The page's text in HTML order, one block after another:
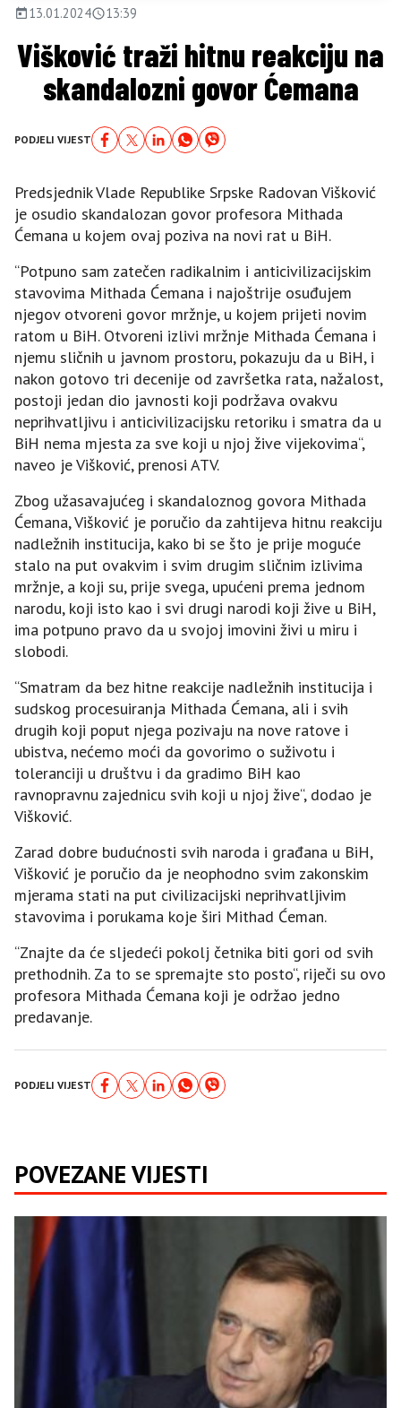
13.01.2024 13:39
Višković traži hitnu reakciju na
skandalozni govor Ćemana
PODJELI VIJEST
Predsjednik Vlade Republike Srpske Radovan Višković
je osudio skandalozan govor profesora Mithada
Ćemana u kojem ovaj poziva na novi rat u BiH.
“Potpuno sam zatečen radikalnim i anticivilizacijskim
stavovima Mithada Ćemana i najoštrije osuđujem
njegov otvoreni govor mržnje, u kojem prijeti novim
ratom u BiH. Otvoreni izlivi mržnje Mithada Ćemana i
njemu sličnih u javnom prostoru, pokazuju da u BiH, i
nakon gotovo tri decenije od završetka rata, nažalost,
postoji jedan dio javnosti koji podržava ovakvu
neprihvatljivu i anticivilizacijsku retoriku i smatra da u
BiH nema mjesta za sve koji u njoj žive vijekovima“,
naveo je Višković, prenosi ATV.
Zbog užasavajućeg i skandaloznog govora Mithada
Ćemana, Višković je poručio da zahtijeva hitnu reakciju
nadležnih institucija, kako bi se što je prije moguće
stalo na put ovakvim i svim drugim sličnim izlivima
mržnje, a koji su, prije svega, upućeni prema jednom
narodu, koji isto kao i svi drugi narodi koji žive u BiH,
ima potpuno pravo da u svojoj imovini živi u miru i
slobodi.
“Smatram da bez hitne reakcije nadležnih institucija i
sudskog procesuiranja Mithada Ćemana, ali i svih
drugih koji poput njega pozivaju na nove ratove i
ubistva, nećemo moći da govorimo o suživotu i
toleranciji u društvu i da gradimo BiH kao
ravnopravnu zajednicu svih koji u njoj žive“, dodao je
Višković.
Zarad dobre budućnosti svih naroda i građana u BiH,
Višković je poručio da je neophodno svim zakonskim
mjerama stati na put civilizacijski neprihvatljivim
stavovima i porukama koje širi Mithad Ćeman.
“Znajte da će sljedeći pokolj četnika biti gori od svih
prethodnih. Za to se spremajte sto posto“, riječi su ovo
profesora Mithada Ćemana koji je održao jedno
predavanje.
PODJELI VIJEST
POVEZANE VIJESTI